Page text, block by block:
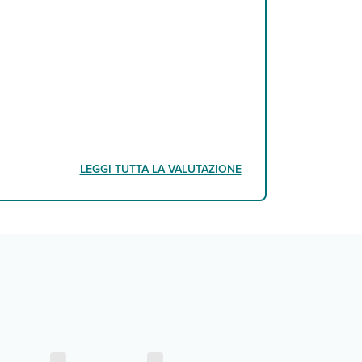
LEGGI TUTTA LA VALUTAZIONE